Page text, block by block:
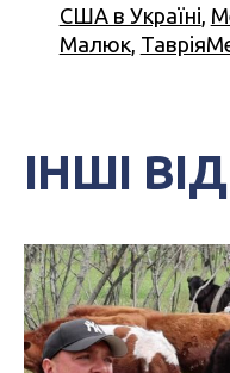
США в Україні
Малюк,
ІНШІ